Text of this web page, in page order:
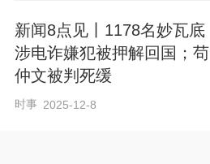
新闻8点见丨1178名妙瓦底
涉电诈嫌犯被押解回国；苟
仲文被判死缓
时事 2025-12-8